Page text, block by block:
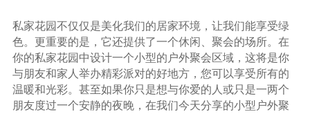
私家花园不仅仅是美化我们的居家环境，让我们能享受绿
色。更重要的是，它还提供了一个休闲、聚会的场所。在
你的私家花园中设计一个小型的户外聚会区域，这将是你
与朋友和家人举办精彩派对的好地方，您可以享受所有的
温暖和光彩。甚至如果你只是想与你爱的人或只是一两个
朋友度过一个安静的夜晚，在我们今天分享的小型户外聚